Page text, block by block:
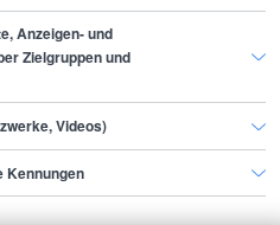
Anzeigen- und
Zielgruppen und
Videos)
Kennungen